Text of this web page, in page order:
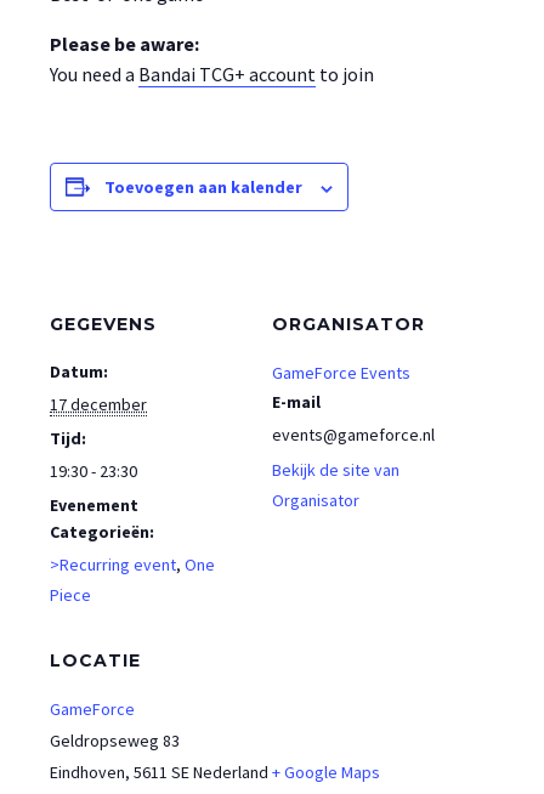
Please be aware:
You need a Bandai TCG+ account to join
Toevoegen aan kalender
GEGEVENS
Datum:
17 december
Tijd:
19:30 - 23:30
Evenement
Categorieën:
>Recurring event, One
Piece
LOCATIE
GameForce
Geldropseweg 83
Eindhoven, 5611 SENederland + Google Maps
ORGANISATOR
GameForce Events
E-mail
events@gameforce.nl
Bekijk de site van
Organisator